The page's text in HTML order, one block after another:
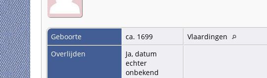
Geboorte ca. 1699
Vlaardingen
Overlijden
Ja, datum
echter
onbekend